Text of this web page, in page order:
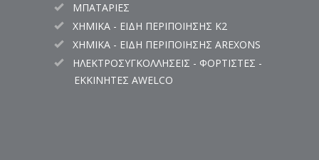
ΜΠΑΤΑΡΙΕΣ
ΧΗΜΙΚΑ - ΕΙΔΗ ΠΕΡΙΠΟΙΗΣΗΣ K2
ΧΗΜΙΚΑ - ΕΙΔΗ ΠΕΡΙΠΟΙΗΣΗΣ AREXONS
ΗΛΕΚΤΡΟΣΥΓΚΟΛΛΗΣΕΙΣ - ΦΟΡΤΙΣΤΕΣ -
ΕΚΚΙΝΗΤΕΣ AWELCO